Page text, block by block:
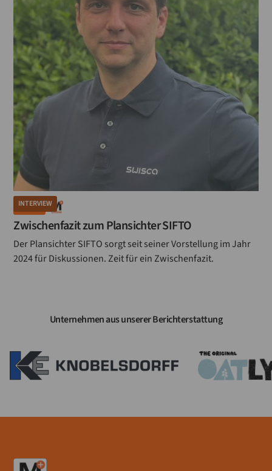
INTERVIEW
MÜHLE
Zwischenfazit zum Plansichter SIFTO
Der Plansichter SIFTO sorgt seit seiner Vorstellung im Jahr
2024 für Diskussionen. Zeit für ein Zwischenfazit.
Unternehmen aus unserer Berichterstattung